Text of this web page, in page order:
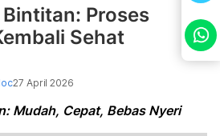
Proses
Sehat
27 April 2026
Mudah, Cepat, Bebas Nyeri